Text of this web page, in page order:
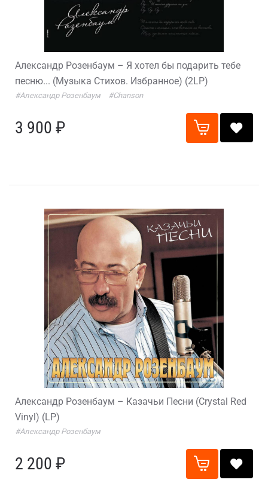
Александр Розенбаум – Я хотел бы подарить тебе
песню... (Музыка Стихов. Избранное) (2LP)
#Александр Розенбаум #Chanson
3 900 ₽
Александр Розенбаум – Казачьи Песни (Crystal Red
Vinyl) (LP)
#Александр Розенбаум
2 200 ₽